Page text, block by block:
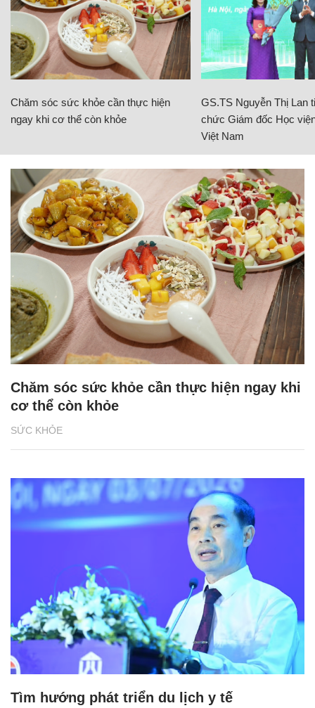
Chăm sóc sức khỏe cần thực hiện
ngay khi cơ thể còn khỏe
GS.TS Nguyễn Thị Lan
chức Giám đốc Học
Việt Nam
SỨC KHỎE
Chăm sóc sức khỏe cần thực hiện ngay khi
cơ thể còn khỏe
Tìm hướng phát triển du lịch y tế